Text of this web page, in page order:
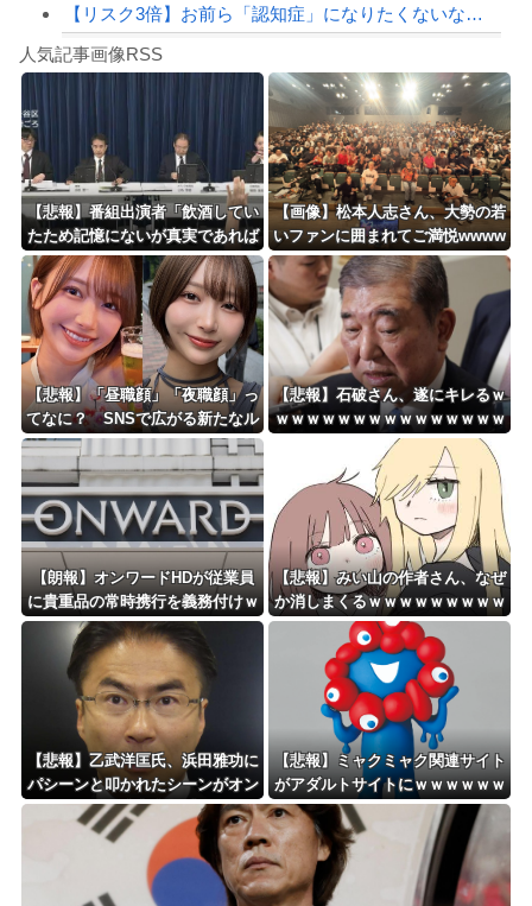
Powered by livedoor 相互RSS
【リスク3倍】お前ら「認知症」になりたくないなら酒をやめろ
白石「あ、あきら様……？」あきら「……白石」
日本旅行キャンセルすべきか…1万年ぶり史上最大級の火山の兆し＝韓国の反応
更新中止のお知らせ
海外「おめでとうタキ！」リヴァプール南野がバースデーゴール！！
Powered by livedoor 相互RSS
人気記事画像RSS
【悲報】番組出演者「飲酒してい
たため記憶にないが真実であれば
申し訳ない」 NHK職員が出演者
から性被害
【画像】松本人志さん、大勢の若
いファンに囲まれてご満悦wwww
wwwwwwwwww
【悲報】「昼職顔」「夜職顔」っ
てなに？ SNSで広がる新たなル
ッキズム論争ｗｗｗｗｗｗｗ
【悲報】石破さん、遂にキレるｗ
ｗｗｗｗｗｗｗｗｗｗｗｗｗｗｗ
ｗｗ
【朗報】オンワードHDが従業員
に貴重品の常時携行を義務付けｗ
ｗｗｗｗｗｗｗｗｗｗｗｗ
【悲報】みい山の作者さん、なぜ
か消しまくるｗｗｗｗｗｗｗｗｗ
ｗｗｗｗｗｗ
【悲報】乙武洋匡氏、浜田雅功に
パシーンと叩かれたシーンがオン
エアされず「障害者相手だと放送
されなくなる。俺、逆差別だと思
って」
【悲報】ミャクミャク関連サイト
がアダルトサイトにｗｗｗｗｗｗ
ｗｗｗｗｗ